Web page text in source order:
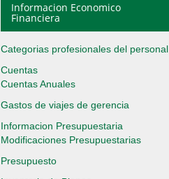
Informacion Economico
Financiera
Categorias profesionales del personal
Cuentas
Cuentas Anuales
Gastos de viajes de gerencia
Informacion Presupuestaria
Modificaciones Presupuestarias
Presupuesto